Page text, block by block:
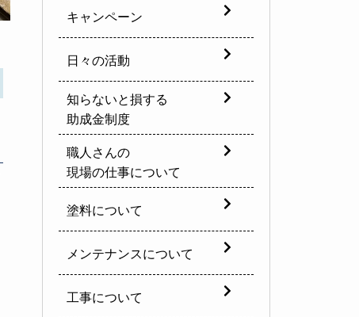
キャンペーン
日々の活動
知らないと損する
助成金制度
職人さんの
現場の仕事について
塗料について
メンテナンスについて
工事について